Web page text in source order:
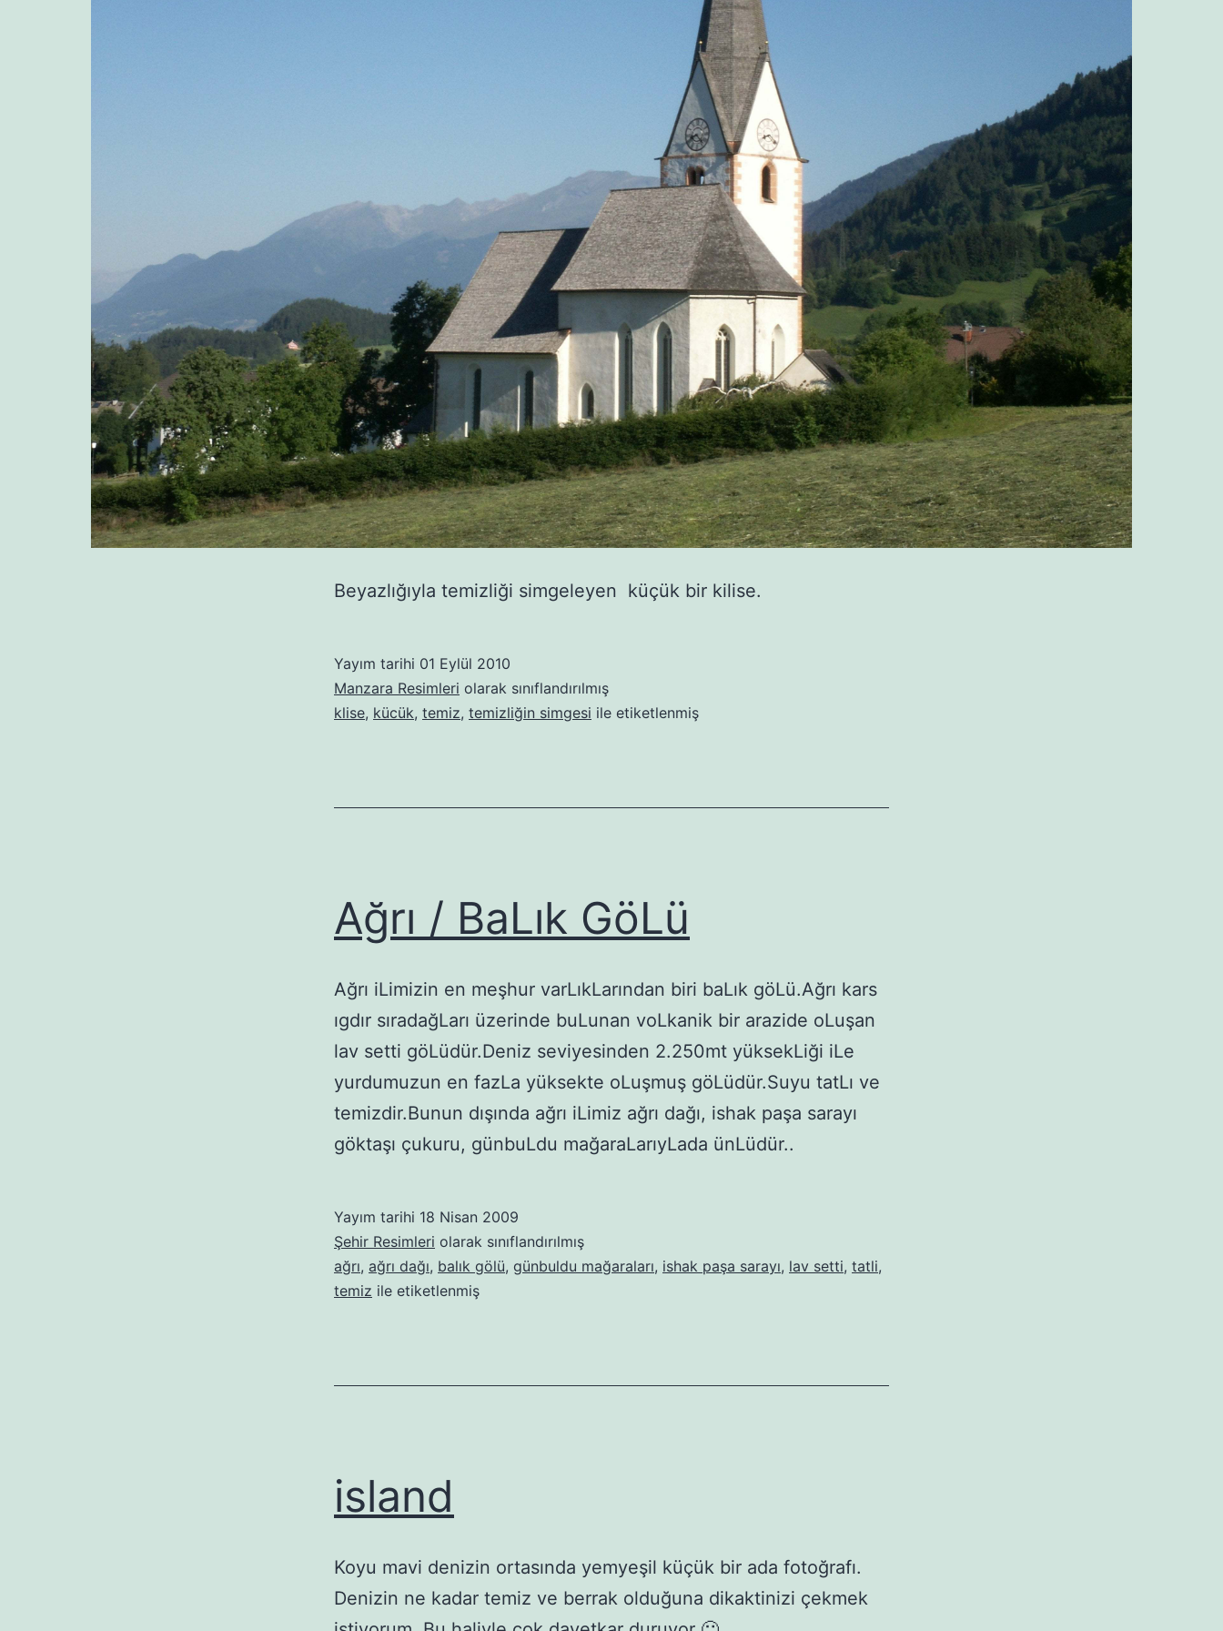
Beyazlığıyla temizliği simgeleyen küçük bir kilise.
Yayım tarihi 01 Eylül 2010
Manzara Resimleri olarak sınıflandırılmış
klise, kücük, temiz, temizliğin simgesi ile etiketlenmiş
Ağrı / BaLık GöLü
Ağrı iLimizin en meşhur varLıkLarından biri baLık göLü.Ağrı kars
ıgdır sıradağLarı üzerinde buLunan voLkanik bir arazide oLuşan
lav setti göLüdür.Deniz seviyesinden 2.250mt yüksekLiği iLe
yurdumuzun en fazLa yüksekte oLuşmuş göLüdür.Suyu tatLı ve
temizdir.Bunun dışında ağrı iLimiz ağrı dağı, ishak paşa sarayı
göktaşı çukuru, günbuLdu mağaraLarıyLada ünLüdür..
Yayım tarihi 18 Nisan 2009
Şehir Resimleri olarak sınıflandırılmış
ağrı, ağrı dağı, balık gölü, günbuldu mağaraları, ishak paşa sarayı, lav setti, tatli,
temiz ile etiketlenmiş
island
Koyu mavi denizin ortasında yemyeşil küçük bir ada fotoğrafı.
Denizin ne kadar temiz ve berrak olduğuna dikaktinizi çekmek